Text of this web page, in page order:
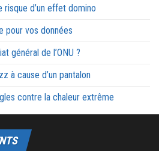
risque d’un effet domino
pour vos données
général de l’ONU ?
à cause d’un pantalon
contre la chaleur extrême